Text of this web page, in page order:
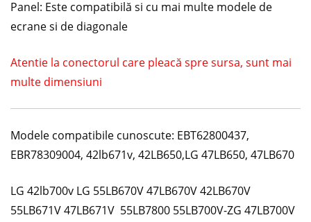
Panel: Este compatibilă si cu mai multe modele de
ecrane si de diagonale
Atentie la conectorul care pleacă spre sursa, sunt mai
multe dimensiuni
Modele compatibile cunoscute: EBT62800437,
EBR78309004, 42lb671v, 42LB650,LG 47LB650, 47LB670
LG 42lb700v LG 55LB670V 47LB670V 42LB670V
55LB671V 47LB671V 55LB7800 55LB700V-ZG 47LB700V